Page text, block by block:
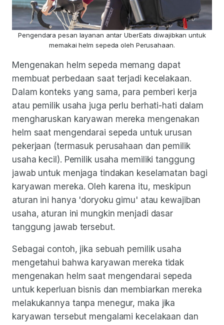
Pengendara pesan layanan antar UberEats diwajibkan untuk
memakai helm sepeda oleh Perusahaan.
Mengenakan helm sepeda memang dapat
membuat perbedaan saat terjadi kecelakaan.
Dalam konteks yang sama, para pemberi kerja
atau pemilik usaha juga perlu berhati-hati dalam
mengharuskan karyawan mereka mengenakan
helm saat mengendarai sepeda untuk urusan
pekerjaan (termasuk perusahaan dan pemilik
usaha kecil). Pemilik usaha memiliki tanggung
jawab untuk menjaga tindakan keselamatan bagi
karyawan mereka. Oleh karena itu, meskipun
aturan ini hanya 'doryoku gimu' atau kewajiban
usaha, aturan ini mungkin menjadi dasar
tanggung jawab tersebut.
Sebagai contoh, jika sebuah pemilik usaha
mengetahui bahwa karyawan mereka tidak
mengenakan helm saat mengendarai sepeda
untuk keperluan bisnis dan membiarkan mereka
melakukannya tanpa menegur, maka jika
karyawan tersebut mengalami kecelakaan dan